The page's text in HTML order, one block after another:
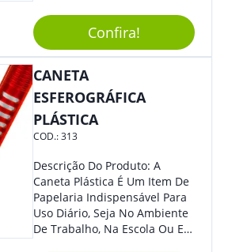
Brinde Para Representar Sua
Marca.
Confira!
CANETA
ESFEROGRÁFICA
PLÁSTICA
COD.:313
Descrição Do Produto: A
Caneta Plástica É Um Item De
Papelaria Indispensável Para
Uso Diário, Seja No Ambiente
De Trabalho, Na Escola Ou Em